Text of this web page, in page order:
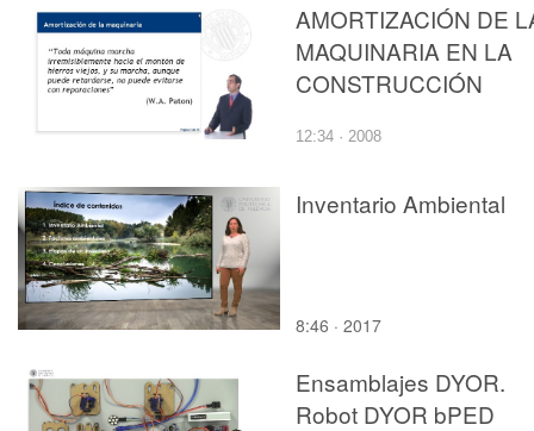
AMORTIZACIÓN DE
MAQUINARIA EN LA
CONSTRUCCIÓN
12:34 · 2008
Inventario Ambiental
8:46 · 2017
Ensamblajes DYOR.
Robot DYOR bPED